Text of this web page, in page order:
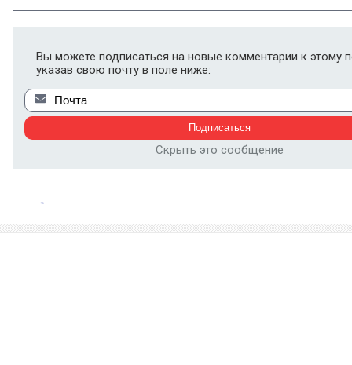
Вы можете подписаться на новые комментарии к этому
указав свою почту в поле ниже:
Скрыть это сообщение